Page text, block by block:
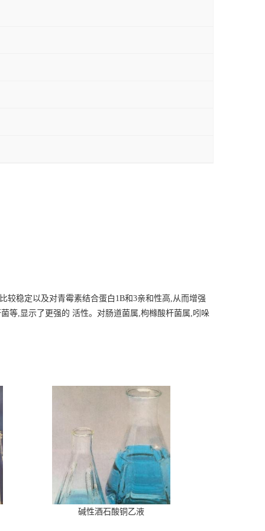
比较稳定以及对青霉素结合蛋白 1B和3亲和性高,从而增强
等,显示了更强的 活性。对肠道菌属,枸橼酸杆菌属,吲哚
碱性酒石酸铜乙液